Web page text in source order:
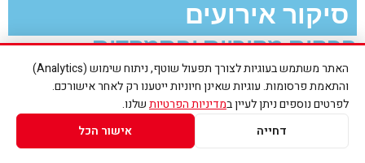
סיקור אירועים
הפקות מקוריות והתמקדות
בהיבטים של יצירת תוכן
לקטים וסיכומים מאירועים שונים (שאינם בהכרח מיועדים ליוצרי
תוכן), בהם אנו ממחישים כיצד ליישם את התכנים שנלמדו בהם
ליצירת תוכן, שיווק וקידום.
האתר משתמש בעוגיות לצורך תפעול שוטף, ניתוח שימוש (Analytics)
והתאמת פרסומות. עוגיות שאינן חיוניות ייטענו רק לאחר אישורכם.
לפרטים נוספים ניתן לעיין במדיניות הפרטיותשלנו.
דחייה
אישור הכל